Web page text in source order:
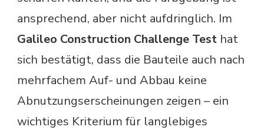
ansprechend, aber nicht aufdringlich. Im
Galileo Construction Challenge Test hat
sich bestätigt, dass die Bauteile auch nach
mehrfachem Auf- und Abbau keine
Abnutzungserscheinungen zeigen – ein
wichtiges Kriterium für langlebiges